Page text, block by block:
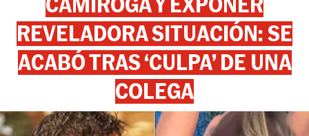
REVELADORA SITUACIÓN: SE
ACABÓ TRAS ‘CULPA’ DE UNA
COLEGA